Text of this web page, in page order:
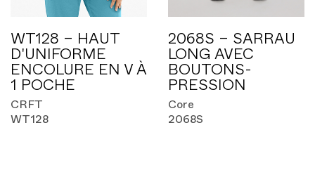
WT128 – HAUT
D'UNIFORME
ENCOLURE EN V À
1 POCHE
CRFT
WT128
2068S – SARRAU
LONG AVEC
BOUTONS-
PRESSION
Core
2068S